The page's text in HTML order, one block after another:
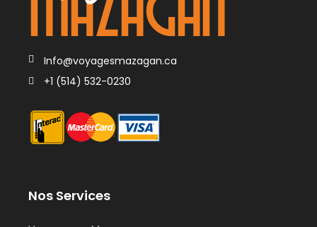
Info@voyagesmazagan.ca
+1 (514) 532-0230
Nos Services